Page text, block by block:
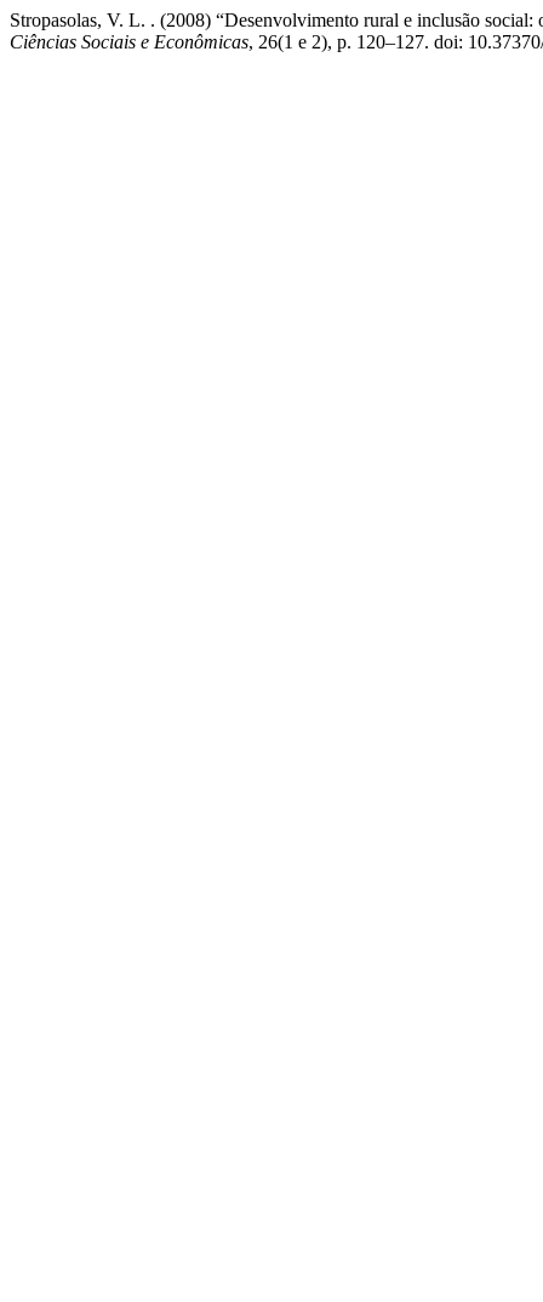
Stropasolas, V. L. . (2008) “Desenvolvimento rural e inclusão
Ciências Sociais e Econômicas, 26(1 e 2), p. 120–127. doi: